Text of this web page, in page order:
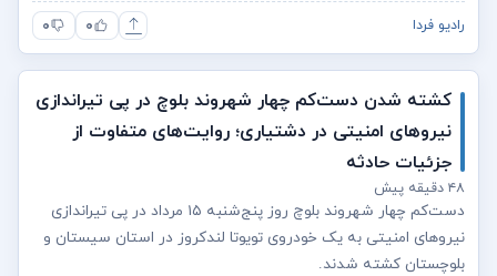
رادیو فردا ۰ ۰
کشته شدن دست‌کم چهار شهروند بلوچ در پی تیراندازی
نیروهای امنیتی در دشتیاری؛ روایت‌های متفاوت از
جزئیات حادثه
۴۸ دقیقه پیش
دست‌کم چهار شهروند بلوچ روز پنج‌شنبه ۱۵ مرداد در پی تیراندازی
نیروهای امنیتی به یک خودروی تویوتا لندکروز در استان سیستان و
بلوچستان کشته شدند.